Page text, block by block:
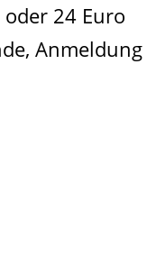
24 Euro
Anmeldung